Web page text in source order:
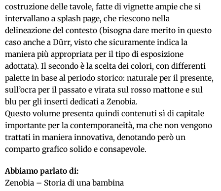
costruzione delle tavole, fatte di vignette ampie che si
intervallano a splash page, che riescono nella
delineazione del contesto (bisogna dare merito in questo
caso anche a Dürr, visto che sicuramente indica la
maniera più appropriata per il tipo di esposizione
adottata). Il secondo è la scelta dei colori, con differenti
palette in base al periodo storico: naturale per il presente,
sull’ocra per il passato e virata sul rosso mattone e sul
blu per gli inserti dedicati a Zenobia.
Questo volume presenta quindi contenuti sì di capitale
importante per la contemporaneità, ma che non vengono
trattati in maniera innovativa, denotando però un
comparto grafico solido e consapevole.
Abbiamo parlato di:
Zenobia – Storia di una bambina